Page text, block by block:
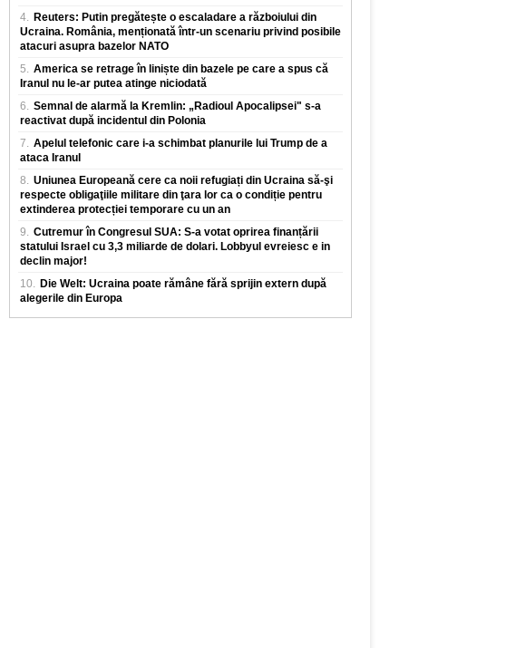
4. Reuters: Putin pregătește o escaladare a războiului din
Ucraina. România, menționată într-un scenariu privind posibile
atacuri asupra bazelor NATO
5. America se retrage în liniște din bazele pe care a spus că
Iranul nu le-ar putea atinge niciodată
6. Semnal de alarmă la Kremlin: „Radioul Apocalipsei" s-a
reactivat după incidentul din Polonia
7. Apelul telefonic care i-a schimbat planurile lui Trump de a
ataca Iranul
8. Uniunea Europeană cere ca noii refugiați din Ucraina să-şi
respecte obligaţiile militare din ţara lor ca o condiție pentru
extinderea protecției temporare cu un an
9. Cutremur în Congresul SUA: S-a votat oprirea finanțării
statului Israel cu 3,3 miliarde de dolari. Lobbyul evreiesc e in
declin major!
10. Die Welt: Ucraina poate rămâne fără sprijin extern după
alegerile din Europa